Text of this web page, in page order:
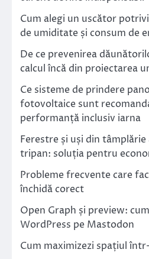
Cum alegi un uscător
de umiditate și consum de
De ce prevenirea
calcul încă din proiectarea
Ce sisteme de prindere
fotovoltaice sunt
performanță inclusiv iarna
Ferestre și uși din
tripan: soluția pentru
Probleme frecvente care
închidă corect
Open Graph și preview:
WordPress pe Mastodon
Cum maximizezi spațiul